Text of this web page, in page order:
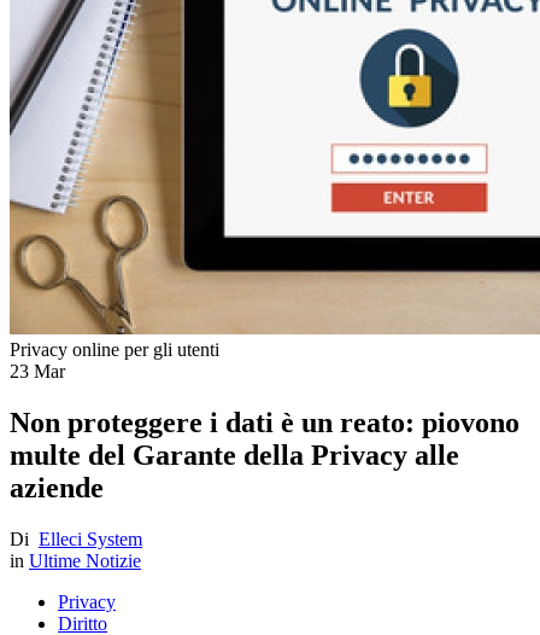
Privacy online per gli utenti
23 Mar
Non proteggere i dati è un reato: piovono
multe del Garante della Privacy alle
aziende
Di Elleci System
in Ultime Notizie
Privacy
Diritto